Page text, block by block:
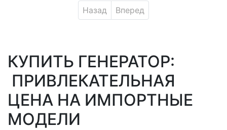
Назад Вперед
КУПИТЬ ГЕНЕРАТОР:
ПРИВЛЕКАТЕЛЬНАЯ
ЦЕНА НА ИМПОРТНЫЕ
МОДЕЛИ